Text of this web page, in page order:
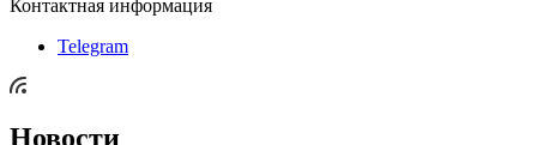
Контактная информация
Telegram
Новости